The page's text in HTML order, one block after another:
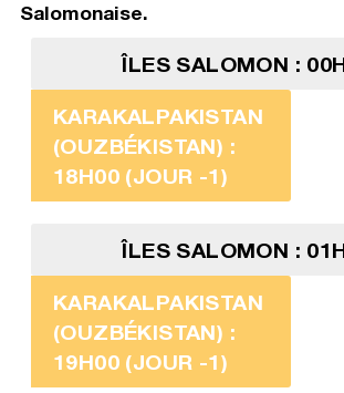
Salomonaise.
ÎLES SALOMON :
KARAKALPAKISTAN
(OUZBÉKISTAN) :
18H00 (JOUR -1)
ÎLES SALOMON :
KARAKALPAKISTAN
(OUZBÉKISTAN) :
19H00 (JOUR -1)